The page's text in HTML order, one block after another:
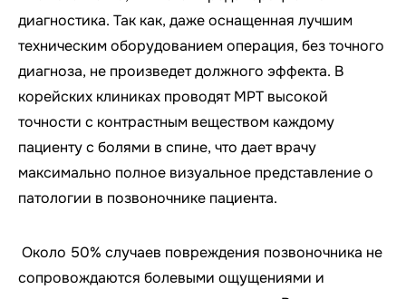
диагностика. Так как, даже оснащенная лучшим
техническим оборудованием операция, без точного
диагноза, не произведет должного эффекта. В
корейских клиниках проводят МРТ высокой
точности с контрастным веществом каждому
пациенту с болями в спине, что дает врачу
максимально полное визуальное представление о
патологии в позвоночнике пациента.
Около 50% случаев повреждения позвоночника не
сопровождаются болевыми ощущениями и